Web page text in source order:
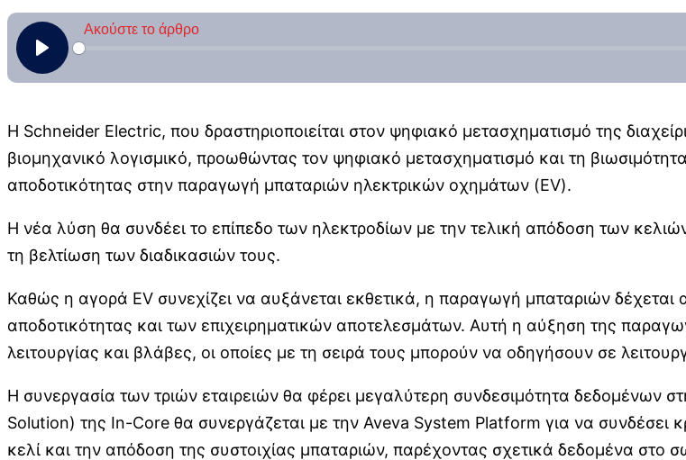
Η Schneider Electric, που δραστηριοποιείται στον ψηφιακό μετασχηματισμό της
βιομηχανικό λογισμικό, προωθώντας τον ψηφιακό μετασχηματισμό και τη
αποδοτικότητας στην παραγωγή μπαταριών ηλεκτρικών οχημάτων (EV).
Η νέα λύση θα συνδέει το επίπεδο των ηλεκτροδίων με την τελική απόδοση των
τη βελτίωση των διαδικασιών τους.
Καθώς η αγορά EV συνεχίζει να αυξάνεται εκθετικά, η παραγωγή μπαταριών δέχεται
αποδοτικότητας και των επιχειρηματικών αποτελεσμάτων. Αυτή η αύξηση της
λειτουργίας και βλάβες, οι οποίες με τη σειρά τους μπορούν να οδηγήσουν σε
Η συνεργασία των τριών εταιρειών θα φέρει μεγαλύτερη συνδεσιμότητα δεδομένων
Solution) της In-Core θα συνεργάζεται με την Aveva System Platform για να συνδέσει
κελί και την απόδοση της συστοιχίας μπαταριών, παρέχοντας σχετικά δεδομένα